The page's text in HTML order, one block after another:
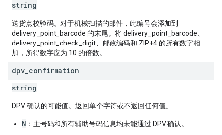
string
送货点校验码。对于机械扫描的邮件，此编号会添加到
delivery_point_barcode 的末尾。将 delivery_point_barcode、
delivery_point_check_digit、邮政编码和 ZIP+4 的所有数字相
加，所得数字应为 10 的倍数。
dpv confirmation
string
DPV 确认的可能值。返回单个字符或不返回任何值。
N ：主号码和所有辅助号码信息均未能通过 DPV 确认。